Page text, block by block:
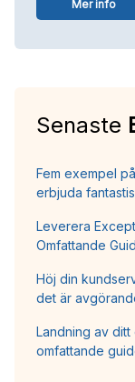
Mer info
Senaste
Fem exempel
erbjuda
Leverera
Omfattande
Höj din
det är
Landning av
omfattande